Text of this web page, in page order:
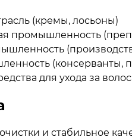
(кремы, лосьоны)
промышленность
(консерванты,
для ухода за
и стабильное